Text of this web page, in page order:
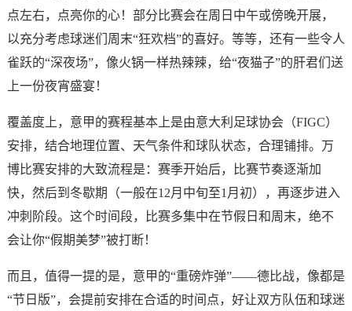
点左右，点亮你的心！部分比赛会在周日中午或傍晚开展，
以充分考虑球迷们周末“狂欢档”的喜好。等等，还有一些令人
雀跃的“深夜场”，像火锅一样热辣辣，给“夜猫子”的肝君们送
上一份夜宵盛宴！
覆盖度上，意甲的赛程基本上是由意大利足球协会（FIGC）
安排，结合地理位置、天气条件和球队状态，合理铺排。万
博比赛安排的大致流程是：赛季开始后，比赛节奏逐渐加
快，然后到冬歇期（一般在12月中旬至1月初），再逐步进入
冲刺阶段。这个时间段，比赛多集中在节假日和周末，绝不
会让你“假期美梦”被打断！
而且，值得一提的是，意甲的“重磅炸弹”——德比战，像都是
“节日版”，会提前安排在合适的时间点，好让双方队伍和球迷